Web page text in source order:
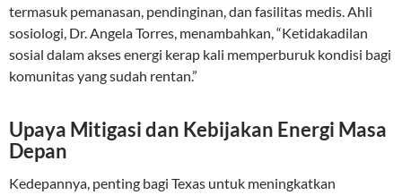
termasuk pemanasan, pendinginan, dan fasilitas medis. Ahli
sosiologi, Dr. Angela Torres, menambahkan, “Ketidakadilan
sosial dalam akses energi kerap kali memperburuk kondisi bagi
komunitas yang sudah rentan.”
Upaya Mitigasi dan Kebijakan Energi Masa
Depan
Kedepannya, penting bagi Texas untuk meningkatkan